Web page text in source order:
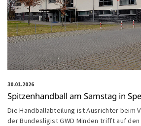
30.01.2026
Spitzenhandball am Samstag in
Die Handballabteilung ist Ausrichter beim
der Bundesligist GWD Minden trifft auf den